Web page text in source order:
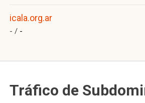
icala.org.ar
- / -
Tráfico de